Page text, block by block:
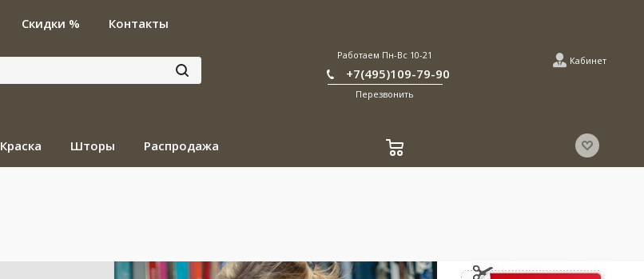
Скидки % Контакты
Работаем Пн-Вс 10-21
+7(495)109-79-90
Перезвонить
Кабинет
Краска Шторы Распродажа